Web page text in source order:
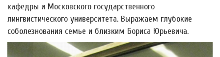
кафедры и Московского государственного
лингвистического университета. Выражаем глубокие
соболезнования семье и близким Бориса Юрьевича.